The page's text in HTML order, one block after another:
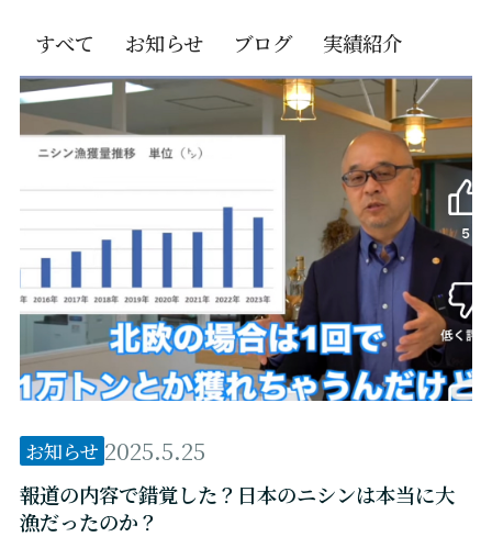
すべて お知らせ ブログ 実績紹介
お知らせ 2025.5.25
報道の内容で錯覚した？日本のニシンは本当に大
漁だったのか？